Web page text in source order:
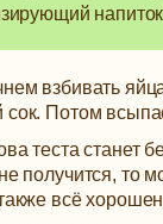
взбивать
Потом
теста станет
получится, то
всё